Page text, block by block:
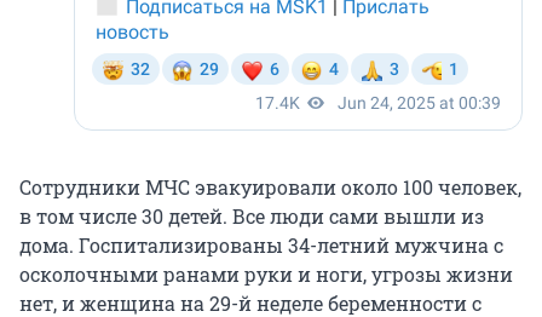
Сотрудники МЧС эвакуировали около 100 человек,
в том числе 30 детей. Все люди сами вышли из
дома. Госпитализированы 34-летний мужчина с
осколочными ранами руки и ноги, угрозы жизни
нет, и женщина на 29-й неделе беременности с